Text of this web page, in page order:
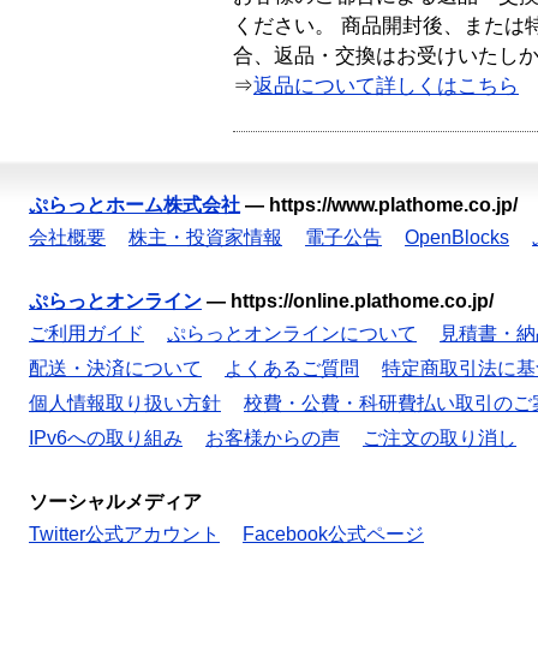
ください。 商品開封後、または
合、返品・交換はお受けいたし
⇒返品について詳しくはこちら
ぷらっとホーム株式会社 — https://www.plathome.co.jp/
会社概要
株主・投資家情報 電子公告 OpenBlocks
ぷらっとオンライン — https://online.plathome.co.jp/
ご利用ガイド
ぷらっとオンラインについて
見積書・
配送・決済について
よくあるご質問
特定商取引法に
個人情報取り扱い方針
校費・公費・科研費払い取引のご
IPv6への取り組み
お客様からの声 ご注文の取り消し
ソーシャルメディア
Twitter公式アカウント
Facebook公式ページ